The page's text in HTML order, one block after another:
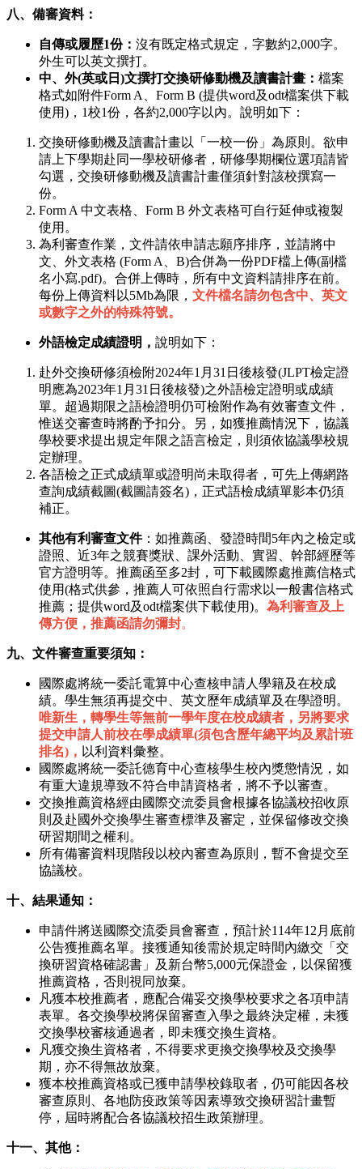
八、備審資料：
自傳或履歷1份： 沒有既定格式規定，字數約2,000字。
外生可以英文撰打。
中、外(英或日)文撰打交換研修動機及讀書計畫： 檔案
格式如附件Form A、Form B (提供word及odt檔案供下載
使用)，1校1份，各約2,000字以內。說明如下：
交換研修動機及讀書計畫以「一校一份」為原則。欲申
請上下學期赴同一學校研修者，研修學期欄位選項請皆
勾選，交換研修動機及讀書計畫僅須針對該校撰寫一
份。
Form A 中文表格、Form B 外文表格可自行延伸或複製
使用。
為利審查作業，文件請依申請志願序排序，並請將中
文、外文表格 (Form A、B)合併為一份PDF檔上傳(副檔
名小寫.pdf)。合併上傳時，所有中文資料請排序在前。
每份上傳資料以5Mb為限， 文件檔名請勿包含中、英文
或數字之外的特殊符號。
外語檢定成績證明， 說明如下：
赴外交換研修須檢附2024年1月31日後核發(JLPT檢定證
明應為2023年1月31日後核發)之外語檢定證明或成績
單。超過期限之語檢證明仍可檢附作為有效審查文件，
惟送交審查時將酌予扣分。另，如獲推薦情況下，協議
學校要求提出規定年限之語言檢定，則須依協議學校規
定辦理。
各語檢之正式成績單或證明尚未取得者，可先上傳網路
查詢成績截圖(截圖請簽名)，正式語檢成績單影本仍須
補正。
其他有利審查文件：如推薦函、發證時間5年內之檢定或
證照、近3年之競賽獎狀、課外活動、實習、幹部經歷等
官方證明等。推薦函至多2封，可下載國際處推薦信格式
使用(格式供參，推薦人可依照自行需求以一般書信格式
推薦；提供word及odt檔案供下載使用)。 為利審查及上
傳方便，推薦函請勿彌封。
九、文件審查重要須知：
國際處將統一委託電算中心查核申請人學籍及在校成
績。學生無須再提交中、英文歷年成績單及在學證明。
唯新生，轉學生等無前一學年度在校成績者，另將要求
提交申請人前校在學成績單(須包含歷年總平均及累計班
排名)， 以利資料彙整。
國際處將統一委託德育中心查核學生校內獎懲情況，如
有重大違規導致不符合申請資格者，將不予以審查。
交換推薦資格經由國際交流委員會根據各協議校招收原
則及赴國外交換學生審查標準及審定，並保留修改交換
研習期間之權利。
所有備審資料現階段以校內審查為原則，暫不會提交至
協議校。
十、結果通知：
申請件將送國際交流委員會審查，預計於114年12月底前
公告獲推薦名單。接獲通知後需於規定時間內繳交「交
換研習資格確認書」及新台幣5,000元保證金，以保留獲
推薦資格，否則視同放棄。
凡獲本校推薦者，應配合備妥交換學校要求之各項申請
表單。各交換學校將保留審查入學之最終決定權，未獲
交換學校審核通過者，即未獲交換生資格。
凡獲交換生資格者，不得要求更換交換學校及交換學
期，亦不得無故放棄。
獲本校推薦資格或已獲申請學校錄取者，仍可能因各校
審查原則、各地防疫政策等因素導致交換研習計畫暫
停，屆時將配合各協議校招生政策辦理。
十一、其他：